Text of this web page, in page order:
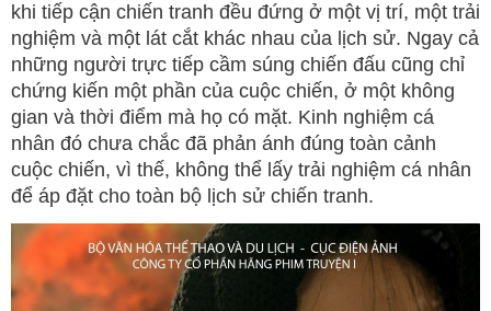
khi tiếp cận chiến tranh đều đứng ở một vị trí, một trải
nghiệm và một lát cắt khác nhau của lịch sử. Ngay cả
những người trực tiếp cầm súng chiến đấu cũng chỉ
chứng kiến một phần của cuộc chiến, ở một không
gian và thời điểm mà họ có mặt. Kinh nghiệm cá
nhân đó chưa chắc đã phản ánh đúng toàn cảnh
cuộc chiến, vì thế, không thể lấy trải nghiệm cá nhân
để áp đặt cho toàn bộ lịch sử chiến tranh.